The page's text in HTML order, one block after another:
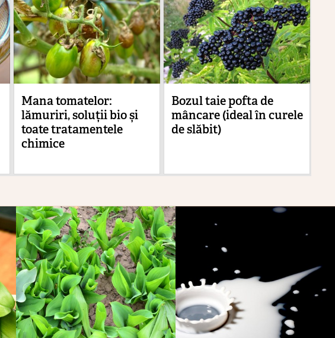
Mana tomatelor:
lămuriri, soluții bio și
toate tratamentele
chimice
Bozul taie pofta de
mâncare (ideal în curele
de slăbit)